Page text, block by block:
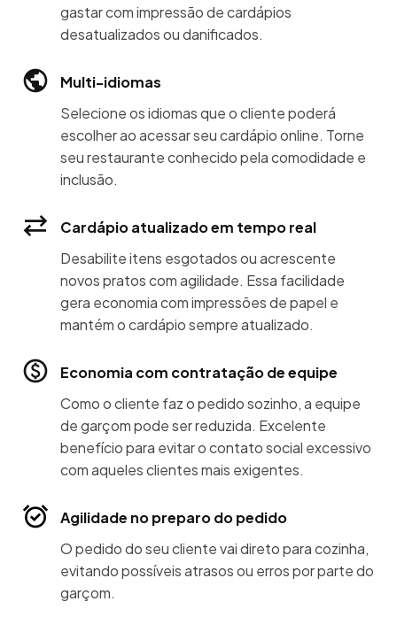
gastar com impressão de cardápios
desatualizados ou danificados.
Multi-idiomas
Selecione os idiomas que o cliente poderá
escolher ao acessar seu cardápio online. Torne
seu restaurante conhecido pela comodidade e
inclusão.
Cardápio atualizado em tempo real
Desabilite itens esgotados ou acrescente
novos pratos com agilidade. Essa facilidade
gera economia com impressões de papel e
mantém o cardápio sempre atualizado.
Economia com contratação de equipe
Como o cliente faz o pedido sozinho, a equipe
de garçom pode ser reduzida. Excelente
benefício para evitar o contato social excessivo
com aqueles clientes mais exigentes.
Agilidade no preparo do pedido
O pedido do seu cliente vai direto para cozinha,
evitando possíveis atrasos ou erros por parte do
garçom.